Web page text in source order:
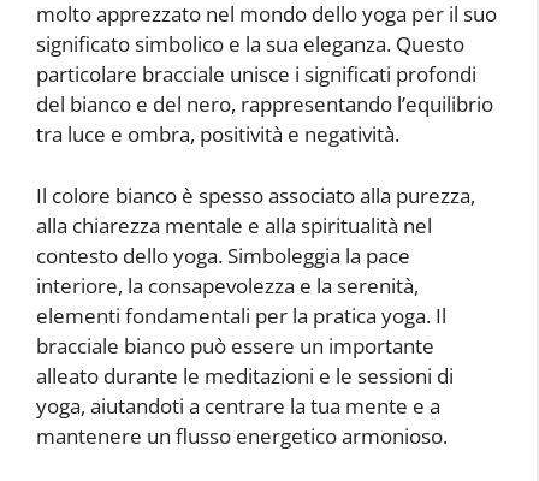
molto apprezzato nel mondo dello yoga per il suo
significato simbolico e la sua eleganza. Questo
particolare bracciale unisce i significati profondi
del bianco e del nero, rappresentando l’equilibrio
tra luce e ombra, positività e negatività.
Il colore bianco è spesso associato alla purezza,
alla chiarezza mentale e alla spiritualità nel
contesto dello yoga. Simboleggia la pace
interiore, la consapevolezza e la serenità,
elementi fondamentali per la pratica yoga. Il
bracciale bianco può essere un importante
alleato durante le meditazioni e le sessioni di
yoga, aiutandoti a centrare la tua mente e a
mantenere un flusso energetico armonioso.